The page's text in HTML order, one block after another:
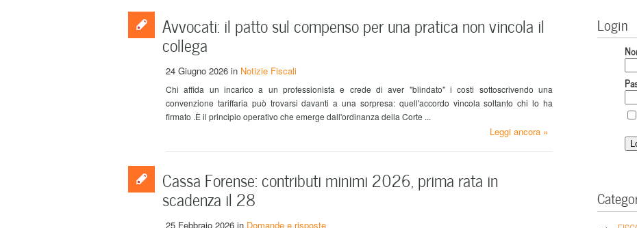
Avvocati: il patto sul compenso per una pratica non vincola il
collega
24 Giugno 2026 in Notizie Fiscali
Chi affida un incarico a un professionista e crede di aver "blindato" i costi sottoscrivendo una
convenzione tariffaria può trovarsi davanti a una sorpresa: quell'accordo vincola soltanto chi lo ha
firmato .È il principio operativo che emerge dall'ordinanza della Corte ...
Leggi ancora »
Cassa Forense: contributi minimi 2026, prima rata in
scadenza il 28
25 Febbraio 2026 in Domande e risposte
Login